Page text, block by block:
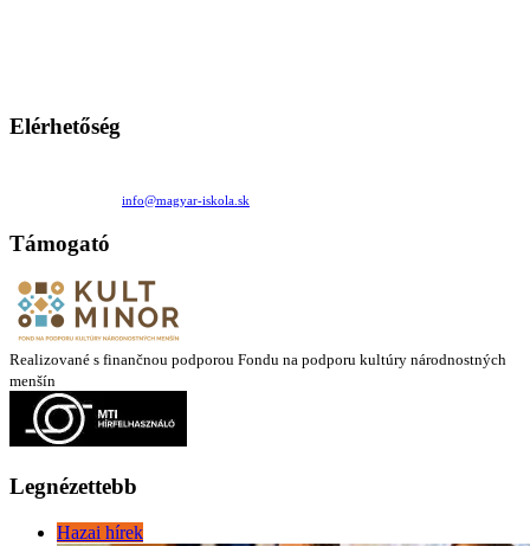
Elérhetőség
info@magyar-iskola.sk
Támogató
Realizované s finančnou podporou Fondu na podporu kultúry národnostných
menšín
Legnézettebb
Hazai hírek